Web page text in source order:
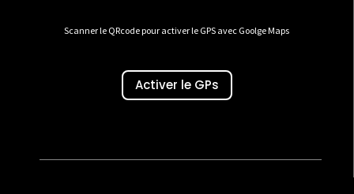
Scanner le QRcode pour activer le GPS avec Goolge Maps
Activer le GPs